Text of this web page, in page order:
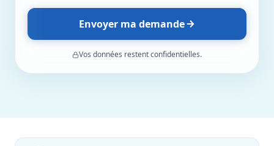
Envoyer ma demande
Vos données restent confidentielles.